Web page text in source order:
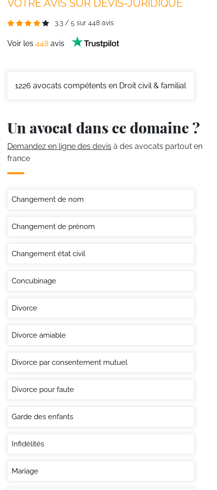
VOTRE AVIS SUR DEVIS-JURIDIQUE
3.3 / 5 sur 448 avis
Voir les 448 avis
1226 avocats compétents en Droit civil & familial
Un avocat dans ce domaine ?
Demandez en ligne des devis à des avocats partout en
france
Changement de nom
Changement de prénom
Changement état civil
Concubinage
Divorce
Divorce amiable
Divorce par consentement mutuel
Divorce pour faute
Garde des enfants
Infidélités
Mariage